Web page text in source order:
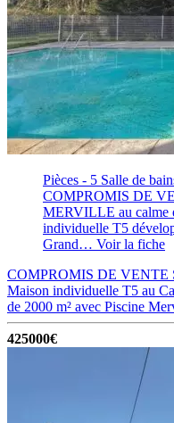
Pièces - 5 Salle de
COMPROMIS DE
MERVILLE au calme
individuelle T5
Grand… Voir la fiche
COMPROMIS DE
Maison individuelle T5 au
de 2000 m² avec Piscine
425000€